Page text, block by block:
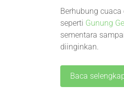
Berhubung
seperti Gunung
sementara
diinginkan.
Baca